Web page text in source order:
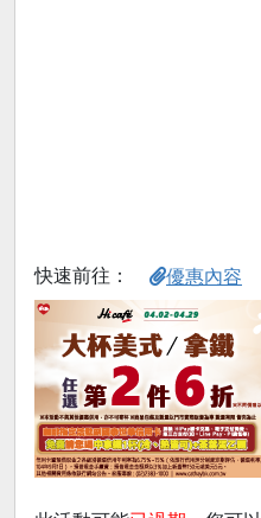
快速前往： 優惠內容